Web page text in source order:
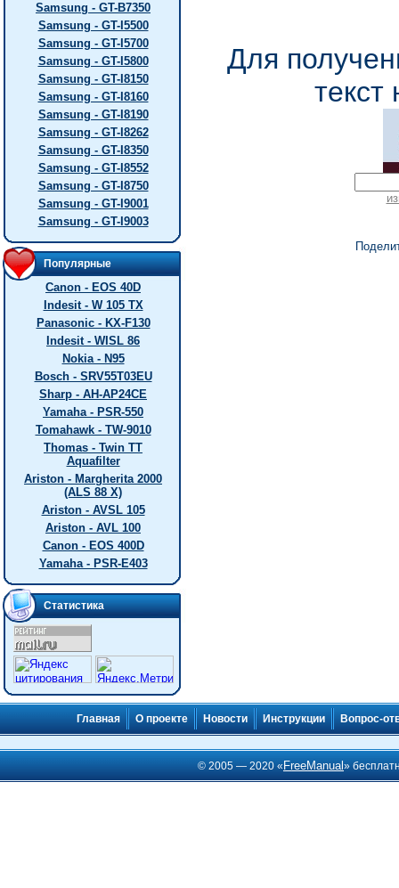
Samsung - GT-B7350
Samsung - GT-I5500
Samsung - GT-I5700
Samsung - GT-I5800
Samsung - GT-I8150
Samsung - GT-I8160
Samsung - GT-I8190
Samsung - GT-I8262
Samsung - GT-I8350
Samsung - GT-I8552
Samsung - GT-I8750
Samsung - GT-I9001
Samsung - GT-I9003
Популярные
Canon - EOS 40D
Indesit - W 105 TX
Panasonic - KX-F130
Indesit - WISL 86
Nokia - N95
Bosch - SRV55T03EU
Sharp - AH-AP24CE
Yamaha - PSR-550
Tomahawk - TW-9010
Thomas - Twin TT
Aquafilter
Ariston - Margherita 2000
(ALS 88 X)
Ariston - AVSL 105
Ariston - AVL 100
Canon - EOS 400D
Yamaha - PSR-E403
Статистика
Для
текст
Главная О проекте Новости Инструкции Вопрос-
© 2005 — 2020 « FreeManual»